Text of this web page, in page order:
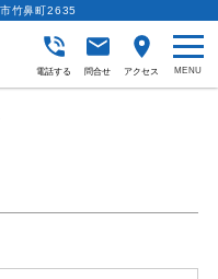
竹鼻町2635
電話する 問合せ アクセス